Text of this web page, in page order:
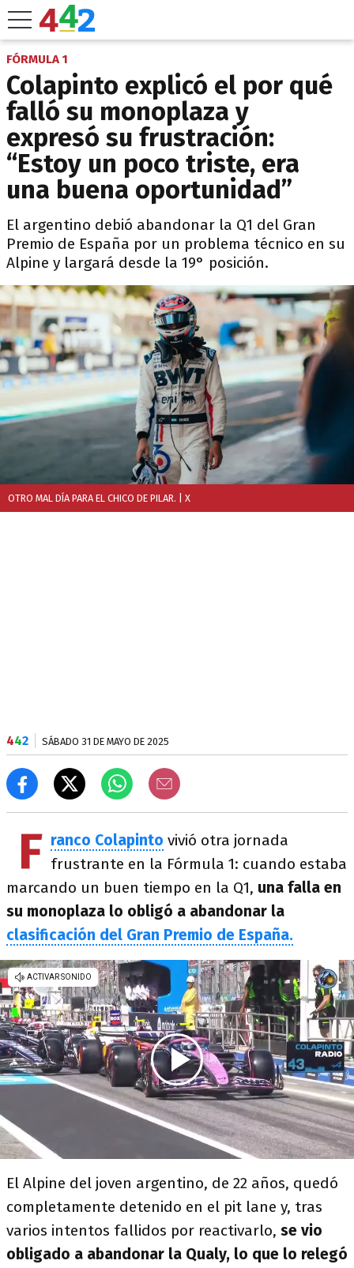
FÓRMULA 1
Colapinto explicó el por qué
falló su monoplaza y
expresó su frustración:
“Estoy un poco triste, era
una buena oportunidad”
El argentino debió abandonar la Q1 del Gran
Premio de España por un problema técnico en su
Alpine y largará desde la 19° posición.
OTRO MAL DÍA PARA EL CHICO DE PILAR. | X
442 SÁBADO 31 DE MAYO DE 2025
F ranco Colapinto vivió otra jornada
frustrante en la Fórmula 1: cuando estaba
marcando un buen tiempo en la Q1, una falla en
su monoplaza lo obligó a abandonar la
clasificación del Gran Premio de España.
El Alpine del joven argentino, de 22 años, quedó
completamente detenido en el pit lane y, tras
varios intentos fallidos por reactivarlo, se vio
obligado a abandonar la Qualy, lo que lo relegó